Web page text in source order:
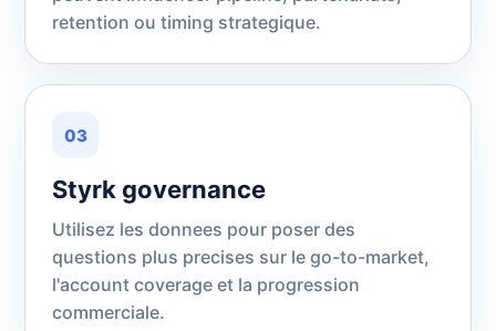
retention ou timing strategique.
03
Styrk governance
Utilisez les donnees pour poser des
questions plus precises sur le go-to-market,
l'account coverage et la progression
commerciale.